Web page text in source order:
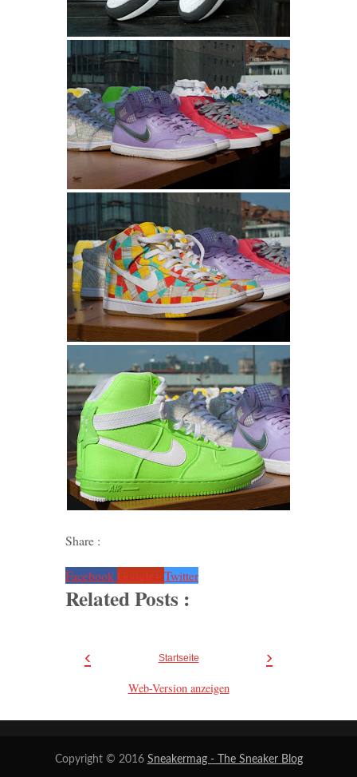
Share :
Facebook Google+ Twitter
Related Posts :
‹ ›
Startseite
Web-Version anzeigen
Copyright © 2016 Sneakermag - The Sneaker Blog